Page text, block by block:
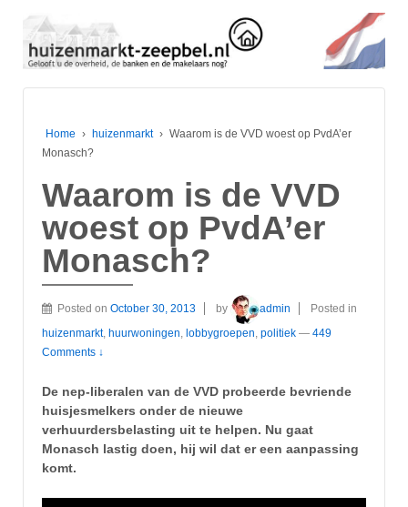
Home › huizenmarkt › Waarom is de VVD woest op PvdA’er
Monasch?
Waarom is de VVD
woest op PvdA’er
Monasch?
Posted on October 30, 2013 by admin
Posted in
huizenmarkt, huurwoningen lobbygroepen politiek — 449
Comments ↓
De nep-liberalen van de VVD probeerde bevriende
huisjesmelkers onder de nieuwe
verhuurdersbelasting uit te helpen. Nu gaat
Monasch lastig doen, hij wil dat er een aanpassing
komt.